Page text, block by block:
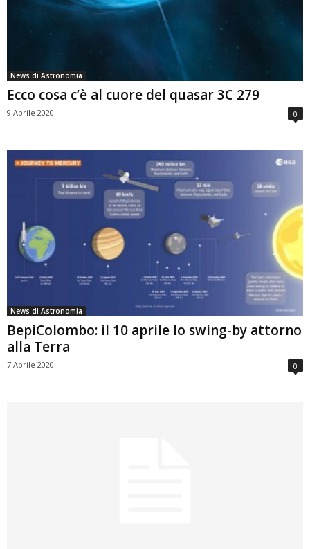
News di Astronomia
Ecco cosa c’è al cuore del quasar 3C 279
9 Aprile 2020 0
News di Astronomia
BepiColombo: il 10 aprile lo swing-by attorno
alla Terra
7 Aprile 2020 0